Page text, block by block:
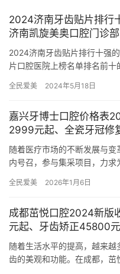
2024济南牙齿贴片排行
济南凯旋美奥口腔门诊
2024济南牙齿贴片排行十强
片口腔医院上榜名单排名前
全民爱美 2024年5月18日
嘉兴牙博士口腔价格表
2999元起、全瓷牙冠修
随着医疗市场的不断发展与
内号召，参与集采项目，力
采…
全民爱美 2026年1月6日
成都茁悦口腔2024新版
元起、牙齿矫正45800
随着生活水平的提高，越来
齿的美观和功能。在成都，